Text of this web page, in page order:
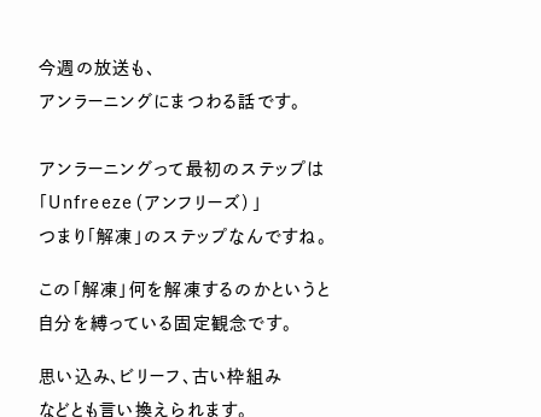
今週の放送も、
アンラーニングにまつわる話です。
アンラーニングって最初のステップは
「Unfreeze（アンフリーズ）」
つまり「解凍」のステップなんですね。
この「解凍」何を解凍するのかというと
自分を縛っている固定観念です。
思い込み、ビリーフ、古い枠組み
などとも言い換えられます。